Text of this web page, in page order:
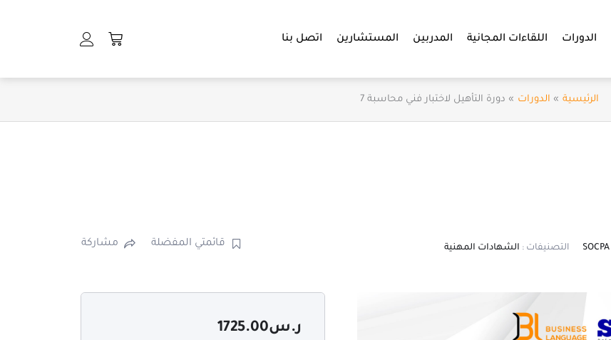
الدورات اللقاءات المجانية المدربين المستشارين اتصل بنا
Cart
الرئيسية الدورات دورة التأهيل لاختبار فني محاسبة 7
التصنيفات : الشهادات المهنية قائمتي المفضلة مشاركة
ر.س1725.00